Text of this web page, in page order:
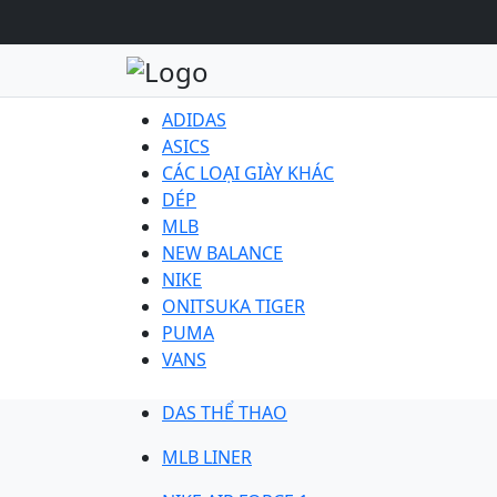
ADIDAS
ASICS
CÁC LOẠI GIÀY KHÁC
DÉP
MLB
NEW BALANCE
NIKE
ONITSUKA TIGER
PUMA
VANS
DAS THỂ THAO
MLB LINER